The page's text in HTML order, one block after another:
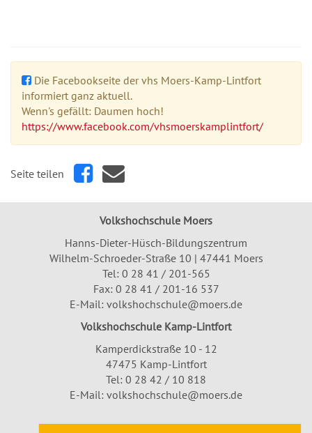
Die Facebookseite der vhs Moers-Kamp-Lintfort
informiert ganz aktuell.
Wenn's gefällt: Daumen hoch!
https://www.facebook.com/vhsmoerskamplintfort/
Seite teilen
Volkshochschule Moers
Hanns-Dieter-Hüsch-Bildungszentrum
Wilhelm-Schroeder-Straße 10 | 47441 Moers
Tel: 0 28 41 / 201-565
Fax: 0 28 41 / 201-16 537
E-Mail: volkshochschule@moers.de
Volkshochschule Kamp-Lintfort
Kamperdickstraße 10 - 12
47475 Kamp-Lintfort
Tel: 0 28 42 / 10 818
E-Mail: volkshochschule@moers.de